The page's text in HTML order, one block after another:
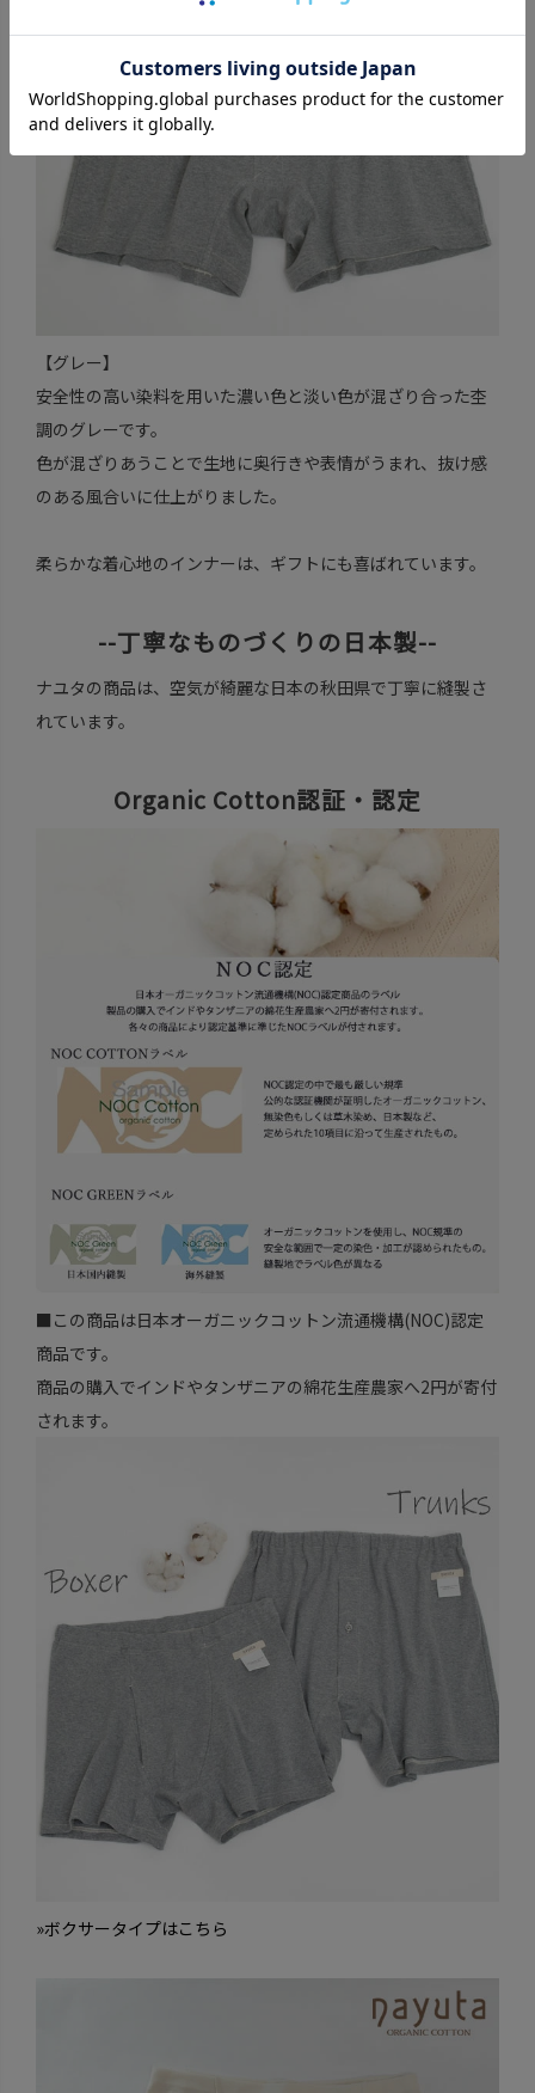
【グレー】
安全性の高い染料を用いた濃い色と淡い色が混ざり合った杢
調のグレーです。
色が混ざりあうことで生地に奥行きや表情がうまれ、抜け感
のある風合いに仕上がりました。
柔らかな着心地のインナーは、ギフトにも喜ばれています。
--丁寧なものづくりの日本製--
ナユタの商品は、空気が綺麗な日本の秋田県で丁寧に縫製さ
れています。
Organic Cotton認証・認定
■この商品は日本オーガニックコットン流通機構(NOC)認定
商品です。
商品の購入でインドやタンザニアの綿花生産農家へ2円が寄付
されます。
»ボクサータイプはこちら